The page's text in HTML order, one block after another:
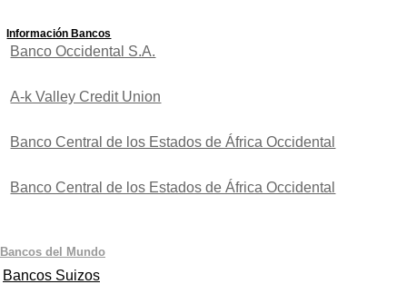
Información Bancos
Banco Occidental S.A.
A-k Valley Credit Union
Banco Central de los Estados de África Occidental
Banco Central de los Estados de África Occidental
Bancos del Mundo
Bancos Suizos